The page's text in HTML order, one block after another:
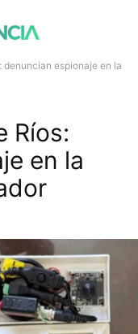
denuncian espionaje en la
Ríos:
en la